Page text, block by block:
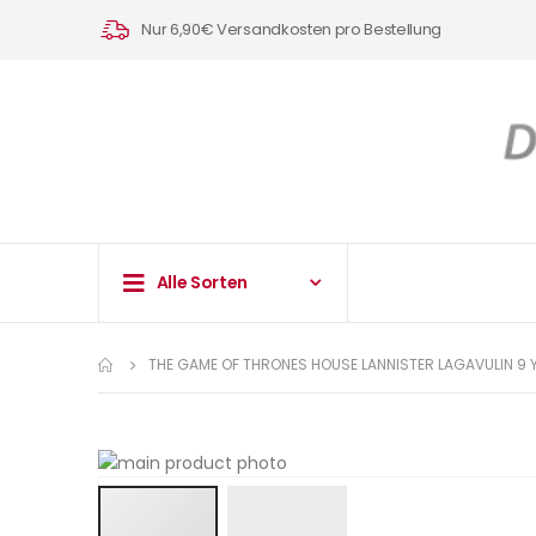
Nur 6,90€ Versandkosten pro Bestellung
Alle Sorten
THE GAME OF THRONES HOUSE LANNISTER LAGAVULIN
Zum
Ende